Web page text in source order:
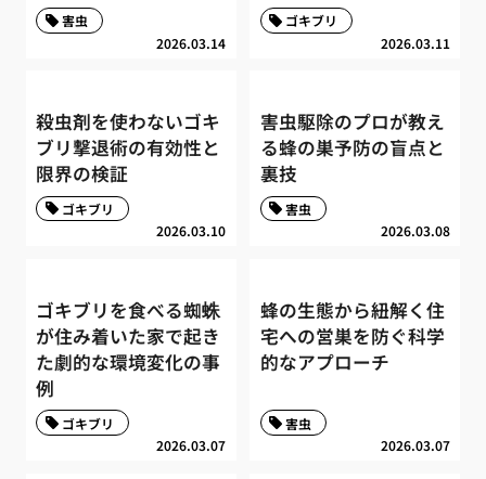
2026.03.14
害虫
2026.03.11
ゴキブリ
殺虫剤を使わないゴキ
ブリ撃退術の有効性と
限界の検証
2026.03.10
ゴキブリ
害虫駆除のプロが教え
る蜂の巣予防の盲点と
裏技
2026.03.08
害虫
ゴキブリを食べる蜘蛛
が住み着いた家で起き
た劇的な環境変化の事
例
2026.03.07
ゴキブリ
蜂の生態から紐解く住
宅への営巣を防ぐ科学
的なアプローチ
2026.03.07
害虫